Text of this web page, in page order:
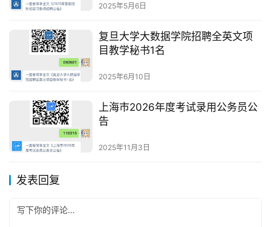
2025年5月6日
复旦大学大数据学院招聘全英文项
目教学秘书1名
2025年6月10日
上海市2026年度考试录用公务员公
告
2025年11月3日
发表回复